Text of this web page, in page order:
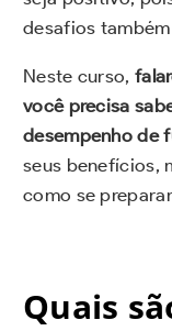
desafios
Neste curso,
você precisa
desempenho de
seus benefícios,
como se
Quais